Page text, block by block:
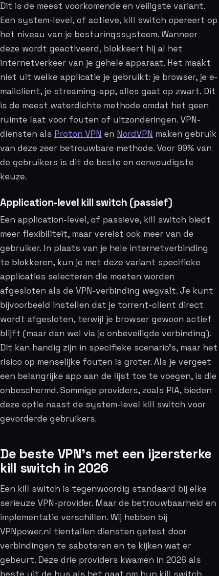
Dit is de meest voorkomende en veiligste variant.
Een system-level, of actieve, kill switch opereert op
het niveau van je besturingssysteem. Wanneer
deze wordt geactiveerd, blokkeert hij al het
internetverkeer van je gehele apparaat. Het maakt
niet uit welke applicatie je gebruikt: je browser, je e-
mailclient, je streaming-app, alles gaat op zwart. Dit
is de meest waterdichte methode omdat het geen
ruimte laat voor fouten of uitzonderingen. VPN-
diensten als Proton VPN en NordVPN maken gebruik
van deze zeer betrouwbare methode. Voor 99% van
de gebruikers is dit de beste en eenvoudigste
keuze.
Application-level kill switch (passief)
Een application-level, of passieve, kill switch biedt
meer flexibiliteit, maar vereist ook meer van de
gebruiker. In plaats van je hele internetverbinding
te blokkeren, kun je met deze variant specifieke
applicaties selecteren die moeten worden
afgesloten als de VPN-verbinding wegvalt. Je kunt
bijvoorbeeld instellen dat je torrent-client direct
wordt afgesloten, terwijl je browser gewoon actief
blijft (maar dan wel via je onbeveiligde verbinding).
Dit kan handig zijn in specifieke scenario’s, maar het
risico op menselijke fouten is groter. Als je vergeet
een belangrijke app aan de lijst toe te voegen, is die
onbeschermd. Sommige providers, zoals PIA, bieden
deze optie naast de system-level kill switch voor
gevorderde gebruikers.
De beste VPN’s met een ijzersterke
kill switch in 2026
Een kill switch is tegenwoordig standaard bij elke
serieuze VPN-provider. Maar de betrouwbaarheid en
implementatie verschillen. Wij hebben bij
VPNpower.nl tientallen diensten getest door
verbindingen te saboteren en te kijken wat er
gebeurt. Deze drie providers kwamen in 2026 als